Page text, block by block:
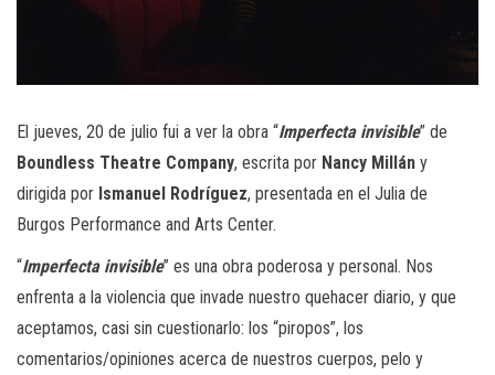
El jueves, 20 de julio fui a ver la obra “Imperfecta invisible” de
Boundless Theatre Company, escrita por Nancy Millán y
dirigida por Ismanuel Rodríguez, presentada en el Julia de
Burgos Performance and Arts Center.
“Imperfecta invisible” es una obra poderosa y personal. Nos
enfrenta a la violencia que invade nuestro quehacer diario, y que
aceptamos, casi sin cuestionarlo: los “piropos”, los
comentarios/opiniones acerca de nuestros cuerpos, pelo y